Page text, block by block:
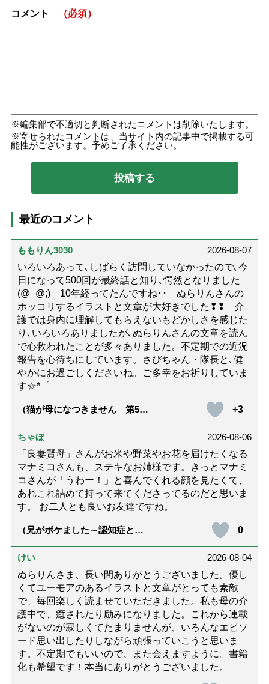
コメント （必須）
編集部で不適切と判断されたコメントは削除いたします。
寄せられたコメントは、当サイト内の記事中で掲載する可
能性がございます。予めご了承ください。
最近のコメント
ももりん3030
2026-08-07
いろいろあって､しばらく訪問していなかったので､今
日になって500回が最終話と知り､愕然となりました
(@_@;) 10年経ってたんですね･･ ぬらりんさんの
ホッコリするイラストと文章が大好きでした❢❢ 介
護では身内に理解してもらえないもどかしさを感じた
り､いろいろありましたが､ぬらりんさんの文章を読ん
で心救われたことが多々ありました。不定期での近況
報告を心待ちにしています。さびちゃん・隊長と､健
やかにお過ごしくださいね。ご多幸をお祈りしていま
す☆*゜
（猫が母になつきません 第500
+3
ちゃぼ
2026-08-06
「良妻賢母」さんがお米や野菜やお花を届けたくなる
マナミコさんも、ステキなお姉様です。きっとマナミ
コさんが「うわー！」と喜んでくれる顔を見たくて、
あれこれ詰めて持って来てくださってるのだと思いま
す。 お二人とも良いお友達ですね。
（兄がボケました～認知症と介
達』が届きました」）
0
けい
2026-08-04
ぬらりんさま、長い間ありがとうございました。優し
くてユーモアのあるイラストと文章がとっても素敵
で、毎回楽しく読ませていただきました。私も母の介
護中で、癒されたり励みになりました。これから連載
がないのが寂しくてたまりませんが、いろんなエピソ
ード思い出したりしながら頑張っていこうと思いま
す。不定期でもいいので、また会えますように。書籍
化も希望です！本当にありがとうございました。